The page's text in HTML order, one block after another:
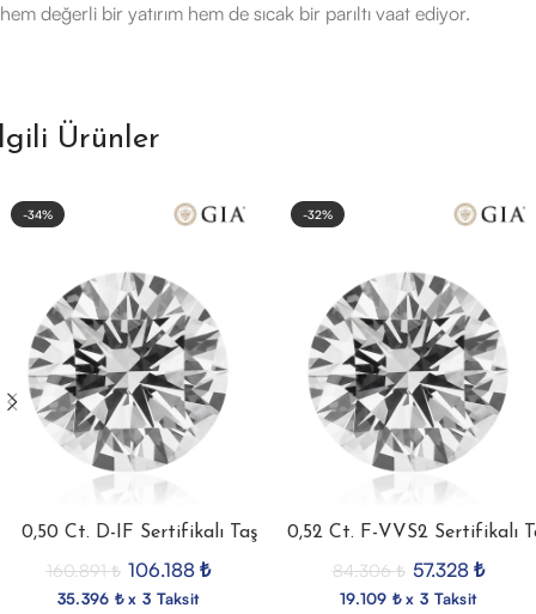
hem değerli bir yatırım hem de sıcak bir parıltı vaat ediyor.
Ürünler
-34%
0,50 Ct. D-IF Sertifikalı Taş
160.891₺ 106.188 ₺
35.396 ₺ x 3 Taksit
-32%
0,52 Ct. F-VVS2 Sertifikalı
84.306₺ 57.328 ₺
19.109 ₺ x 3 Taksit